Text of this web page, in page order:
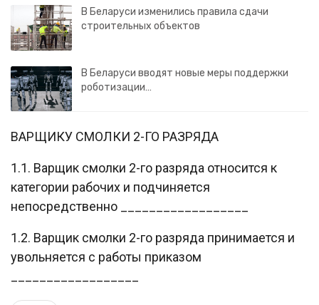
В Беларуси изменились правила сдачи
строительных объектов
В Беларуси вводят новые меры поддержки
роботизации…
ВАРЩИКУ СМОЛКИ 2-ГО РАЗРЯДА
1.1. Варщик смолки 2-го разряда относится к
категории рабочих и подчиняется
непосредственно __________________
1.2. Варщик смолки 2-го разряда принимается и
увольняется с работы приказом